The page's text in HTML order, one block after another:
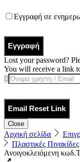
Εγγραφή σε
Εγγραφή
Lost your password?
You will receive a link
Email Reset Link
Close
Αρχική σελίδα
Πλαστικές Πινακίδες
Ανοιγοκλειόμενη